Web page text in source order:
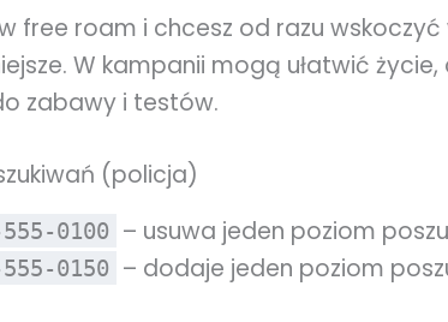
free roam i chcesz od razu
W kampanii mogą ułatwić
zabawy i testów.
(policja)
0100 – usuwa jeden poziom
0150 – dodaje jeden poziom